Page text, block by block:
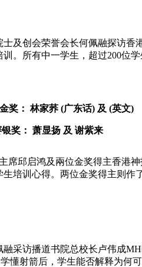
创会荣誉会长何佩融探访香
。所有中一学生，超过200位
奖： 林家荞 (广东话) 及 (英文)
奖： 萧显扬 及 谢紫来
邱启鸿及兩位金奖得主香港神
培训心得。两位金奖得主则作
访播道书院总校长卢伟成MH
学懂射箭后，学生能否解释为